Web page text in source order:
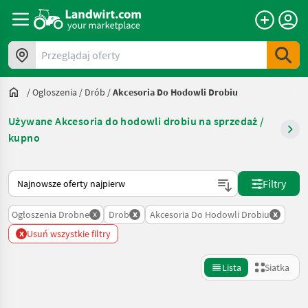
Przeglądaj oferty
/Ogloszenia / Drób /Akcesoria Do Hodowli Drobiu
Używane Akcesoria do hodowli drobiu na sprzedaż /
kupno
Tak sortuje się na Landwirt.com
Filtry
Ogłoszenia Drobne x Drob x Akcesoria Do Hodowli Drobiu x
x Usuń wszystkie filtry
Lista Siatka